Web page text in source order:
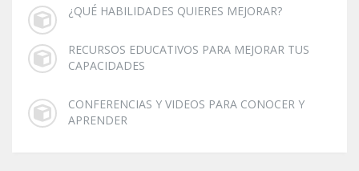
¿QUÉ HABILIDADES QUIERES MEJORAR?
RECURSOS EDUCATIVOS PARA MEJORAR TUS
CAPACIDADES
CONFERENCIAS Y VIDEOS PARA CONOCER Y
APRENDER